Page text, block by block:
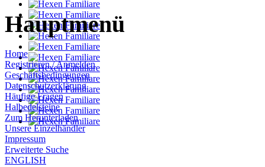
Hauptmenü
Home
Registrieren / Anmelden
Geschäftsbedingungen
Datenschutzerklärung
Häufige Fragen
Halbedelsteine
Zum Herunterladen
Unsere Einzelhändler
Impressum
Erweiterte Suche
ENGLISH